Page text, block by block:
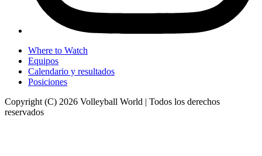
Where to Watch
Equipos
Calendario y resultados
Posiciones
Copyright (C) 2026 Volleyball World | Todos los derechos
reservados